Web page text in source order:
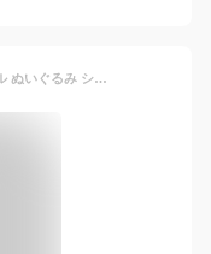
痛バッグ ショルダーバッグ 2way フリル ぬいぐるみ ショルダー バッグ クリアバッグ 肩掛け A4 ハンドル ビニール 透明 撥水 おしゃれ ブルー 缶バッジ ナイロン 痛バ ガールズ トートバッグ 推し活バッグ 子供 学生バッグ 学生かばん 推しバッグ 推し